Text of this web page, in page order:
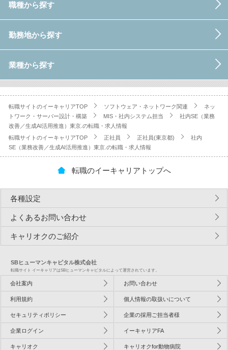
職種から探す
勤務地から探す
業種から探す
転職サイトのイーキャリアTOP ソフトウェア・ネットワーク関連
ネッ
トワーク・サーバー設計・構築
MIS・社内システム担当
社内SE（業務
改善／生成AI活用推進）東京.の転職・求人情報
転職サイトのイーキャリアTOP
正社員 正社員(東京都)
社内
SE（業務改善／生成AI活用推進）東京.の転職・求人情報
転職のイーキャリアトップへ
各種設定
よくあるお問い合わせ
キャリオクのご紹介
SBヒューマンキャピタル株式会社
転職サイト イーキャリアはSBヒューマンキャピタルによって運営されています。
会社案内 お問い合わせ
利用規約 個人情報の取扱いについて
セキュリティポリシー 企業の採用ご担当者様
企業ログイン イーキャリアFA
キャリオク キャリオクfor動物病院